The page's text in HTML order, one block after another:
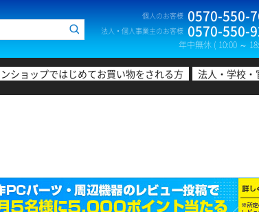
個人のお客様 0570-550-
法人・個人事業主のお客様 0570-550-
年中無休 ( 10:00 ～
ショップではじめてお買い物をされる方 法人・学校